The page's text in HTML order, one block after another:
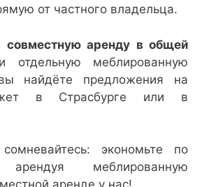
от частного владельца.
совместную аренду в общей
отдельную меблированную
найдёте предложения на
в Страсбурге или в
экономьте по
арендуя меблированную